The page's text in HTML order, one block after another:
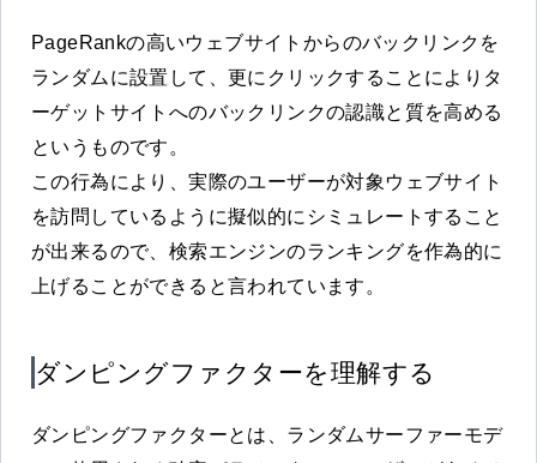
PageRankの高いウェブサイトからのバックリンクを
ランダムに設置して、更にクリックすることによりタ
ーゲットサイトへのバックリンクの認識と質を高める
というものです。
この行為により、実際のユーザーが対象ウェブサイト
を訪問しているように擬似的にシミュレートすること
が出来るので、検索エンジンのランキングを作為的に
上げることができると言われています。
ダンピングファクターを理解する
ダンピングファクターとは、ランダムサーファーモデ